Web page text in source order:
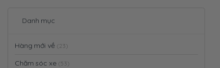
Danh mục
Hàng mới về (23)
Chăm sóc xe (53)